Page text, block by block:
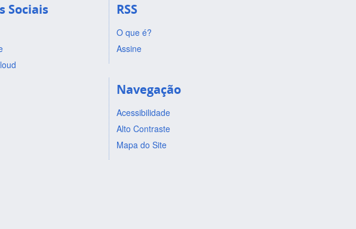
Sociais RSS
O que é?
Assine
Navegação
Acessibilidade
Alto Contraste
Mapa do Site